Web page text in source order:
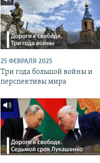
25 ФЕВРАЛЯ 2025
Три года большой войны и
перспективы мира